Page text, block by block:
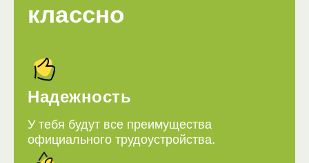
классно
Надежность
У тебя будут все преимущества
официального трудоустройства.